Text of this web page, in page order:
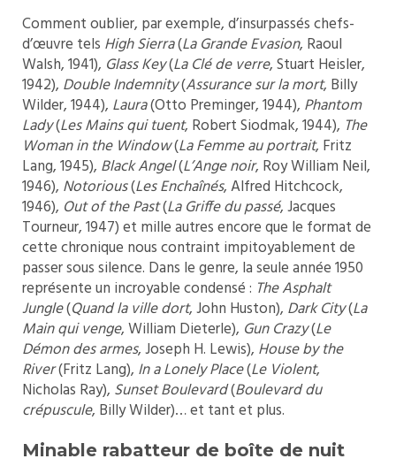
Comment oublier, par exemple, d’insurpassés chefs-
d’œuvre tels High Sierra(La Grande Evasion, Raoul
Walsh, 1941), Glass Key(La Clé de verre, Stuart Heisler,
1942), Double Indemnity(Assurance sur la mort, Billy
Wilder, 1944), Laura(Otto Preminger, 1944), Phantom
Lady(Les Mains qui tuent, Robert Siodmak, 1944), The
Woman in the Window(La Femme au portrait, Fritz
Lang, 1945), Black Angel(L’Ange noir, Roy William Neil,
1946), Notorious(Les Enchaînés, Alfred Hitchcock,
1946), Out of the Past(La Griffe du passé, Jacques
Tourneur, 1947) et mille autres encore que le format de
cette chronique nous contraint impitoyablement de
passer sous silence. Dans le genre, la seule année 1950
représente un incroyable condensé : The Asphalt
Jungle(Quand la ville dort, John Huston), Dark City(La
Main qui venge, William Dieterle), Gun Crazy(Le
Démon des armes, Joseph H. Lewis), House by the
River(Fritz Lang), In a Lonely Place(Le Violent,
Nicholas Ray), Sunset Boulevard(Boulevard du
crépuscule, Billy Wilder)… et tant et plus.
Minable rabatteur de boîte de nuit